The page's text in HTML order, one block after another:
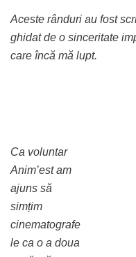
Aceste rânduri au fost
ghidat de o sinceritate
care încă mă lupt.
Ca voluntar
Anim’est am
ajuns să
simțim
cinematografe
le ca o a doua